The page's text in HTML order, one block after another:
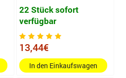
22 Stück sofort
verfügbar
13,44€
In den Einkaufswagen